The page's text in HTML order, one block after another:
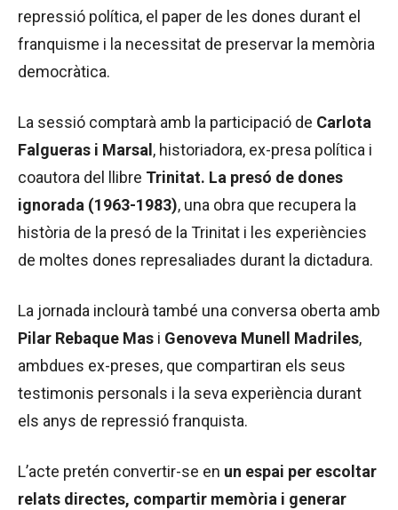
repressió política, el paper de les dones durant el
franquisme i la necessitat de preservar la memòria
democràtica.
La sessió comptarà amb la participació de Carlota
Falgueras i Marsal , historiadora, ex-presa política i
coautora del llibre Trinitat. La presó de dones
ignorada (1963-1983), una obra que recupera la
història de la presó de la Trinitat i les experiències
de moltes dones represaliades durant la dictadura.
La jornada inclourà també una conversa oberta amb
Pilar Rebaque Mas i Genoveva Munell Madriles,
ambdues ex-preses, que compartiran els seus
testimonis personals i la seva experiència durant
els anys de repressió franquista.
L’acte pretén convertir-se en un espai per escoltar
relats directes, compartir memòria i generar